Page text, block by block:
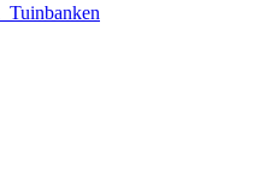
Tuinbanken